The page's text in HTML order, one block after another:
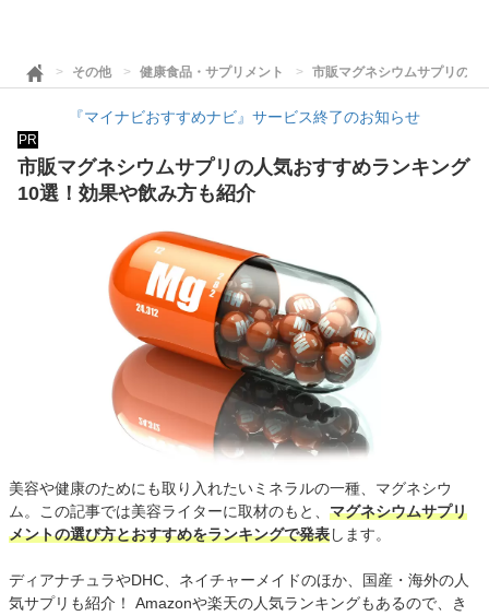
その他 健康食品・サプリメント 市販マグネシウムサプリの人
『マイナビおすすめナビ』サービス終了のお知らせ
PR
市販マグネシウムサプリの人気おすすめランキング
10選！効果や飲み方も紹介
美容や健康のためにも取り入れたいミネラルの一種、マグネシウ
ム。この記事では美容ライターに取材のもと、 マグネシウムサプリ
メントの選び方とおすすめをランキングで発表します。
ディアナチュラやDHC、ネイチャーメイドのほか、国産・海外の人
気サプリも紹介！ Amazonや楽天の人気ランキングもあるので、き